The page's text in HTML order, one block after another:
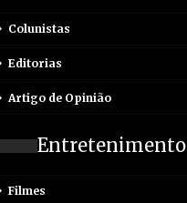
Colunistas
Editorias
Artigo de Opinião
Entretenimento
Filmes